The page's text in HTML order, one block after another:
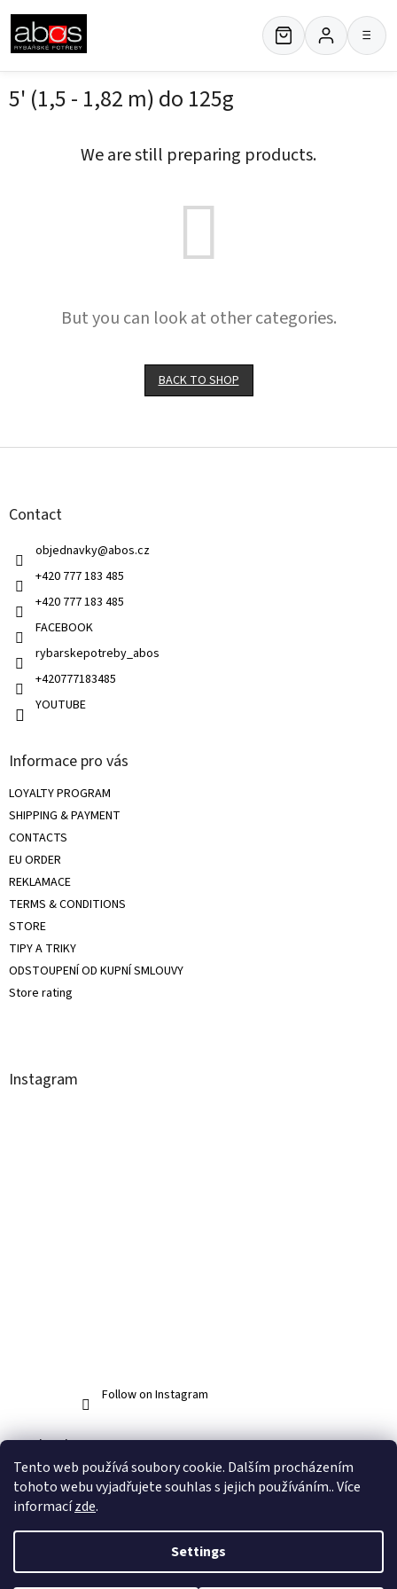
Tento web používá soubory cookie. Dalším procházením
tohoto webu vyjadřujete souhlas s jejich používáním.. Více
informacízde.
Settings
content
≡
5' (1,5 - 1,82 m) do 125g
We are still preparing products.
But you can look at other categories.
BACK TO SHOP
Contact
objednavky@abos.cz
+420 777 183 485
+420 777 183 485
FACEBOOK
rybarskepotreby_abos
+420777183485
YOUTUBE
Informace pro vás
LOYALTY PROGRAM
SHIPPING & PAYMENT
CONTACTS
EU ORDER
REKLAMACE
TERMS & CONDITIONS
STORE
TIPY A TRIKY
ODSTOUPENÍ OD KUPNÍ SMLOUVY
Store rating
Instagram
Follow on Instagram
Facebook